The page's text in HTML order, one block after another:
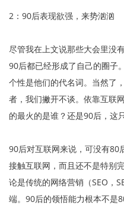
2：90后表现欲强，来势汹汹
尽管我在上文说那些大会里没
90后都已经形成了自己的圈子
个性是他们的代名词。当然了
者，我们撇开不谈。依靠互联
的最火的是谁？还是90后，这
90后对互联网来说，可没有80
接触互联网，而且还不是特别
论是传统的网络营销（SEO，
端。90后的领悟能力根本不是